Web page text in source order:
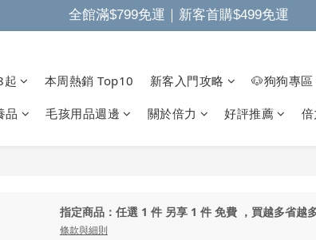
起 本周熱銷 Top10 新客入門攻略 🐶狗狗專區
品 毛孩用品週邊 關於倍力 好評推薦
指定商品：任選 1 件 另享 1 件 免費 ，買越多省越
條款與細則
全館滿$799免運｜新客首購$499免運